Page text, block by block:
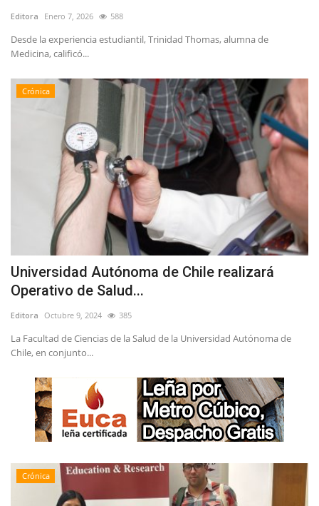
Editora Enero 7, 2026 588
Desde la experiencia estudiantil, Trinidad Thomas, alumna de
Medicina, calificó...
Crónica
Universidad Autónoma de Chile realizará
Operativo de Salud...
Editora Octubre 9, 2024 385
La Facultad de Ciencias de la Salud de la Universidad Autónoma de
Chile, en conjunto...
Crónica